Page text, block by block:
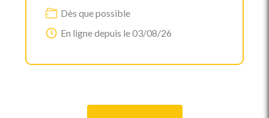
Dès que possible
En ligne depuis le 03/08/26